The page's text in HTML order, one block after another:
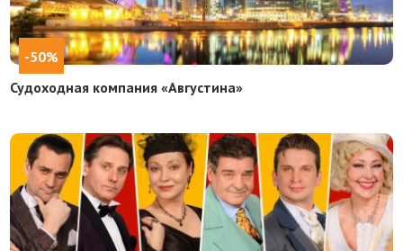
-50%
Судоходная компания «Августина»